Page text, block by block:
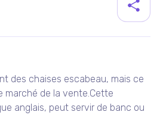
produit
des chaises escabeau, mais ce
marché de la vente.Cette
anglais, peut servir de banc ou